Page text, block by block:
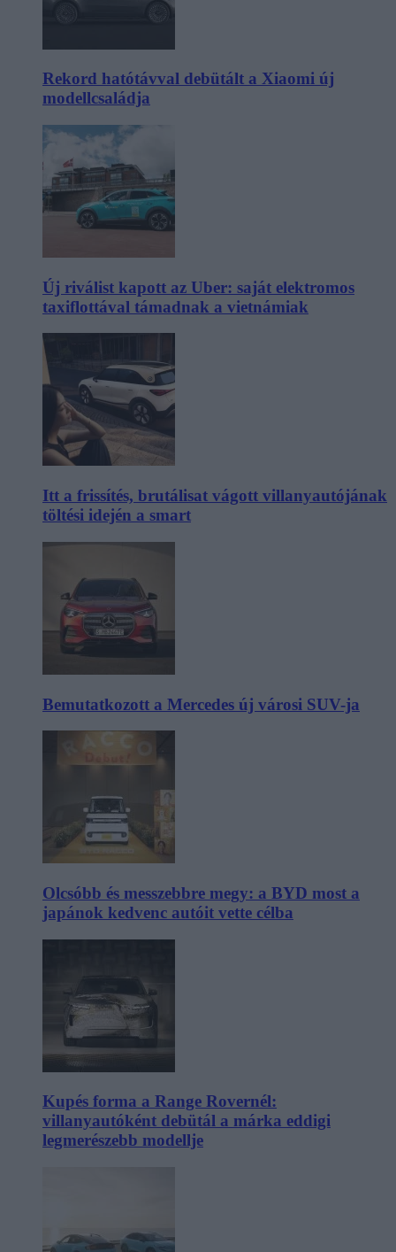
Rekord hatótávval debütált a Xiaomi új
modellcsaládja
Új riválist kapott az Uber: saját elektromos
taxiflottával támadnak a vietnámiak
Itt a frissítés, brutálisat vágott villanyautójának
töltési idején a smart
Bemutatkozott a Mercedes új városi SUV-ja
Olcsóbb és messzebbre megy: a BYD most a
japánok kedvenc autóit vette célba
Kupés forma a Range Rovernél:
villanyautóként debütál a márka eddigi
legmerészebb modellje